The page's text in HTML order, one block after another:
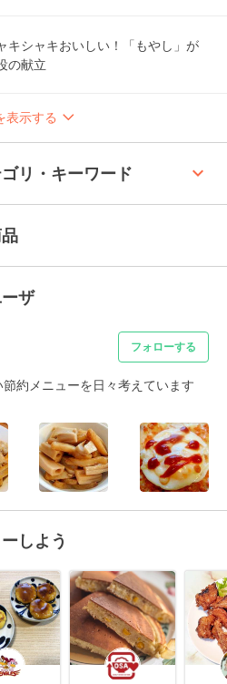
キシャキおいしい！「もやし」が
の献立
表示する
リ・キーワード keyboard_arrow_up
ザ
フォローする
約メニューを日々考えています
しよう